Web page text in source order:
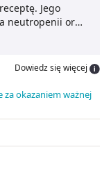
Jego
neutropenii oraz
z
szpiku.
Dowiedz się więcej
okazaniem ważnej